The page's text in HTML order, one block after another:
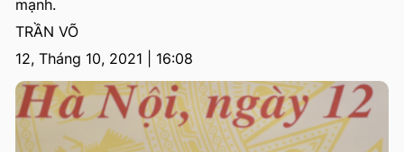
mạnh.
TRẦN VÕ
12, Tháng 10, 2021 | 16:08